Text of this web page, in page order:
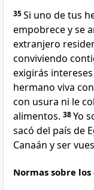
35Si uno de tus
empobrece y se
extranjero
conviviendo
exigirás
hermano viva
con usura ni le
alimentos. 38Yo
sacó del país de
Canaán y ser
Normas sobre los